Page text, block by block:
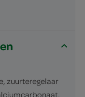
zuurteregelaar